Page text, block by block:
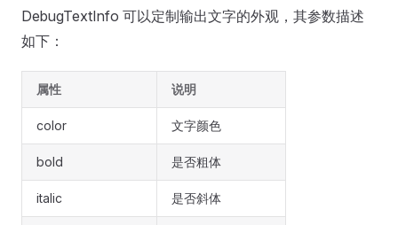
DebugTextInfo 可以定制输出文字的外观，其参数描述
如下：
属性 说明
color 文字颜色
bold 是否粗体
italic 是否斜体